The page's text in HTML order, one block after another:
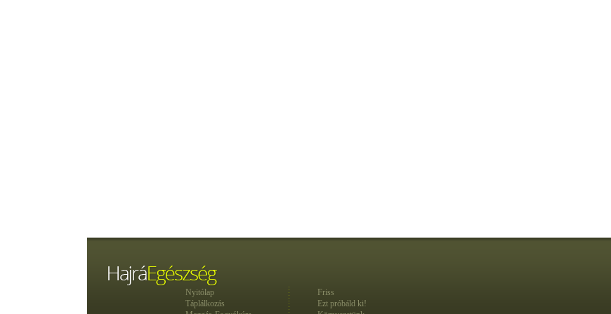
Nyitólap
Táplálkozás
Friss
Ezt próbáld ki!